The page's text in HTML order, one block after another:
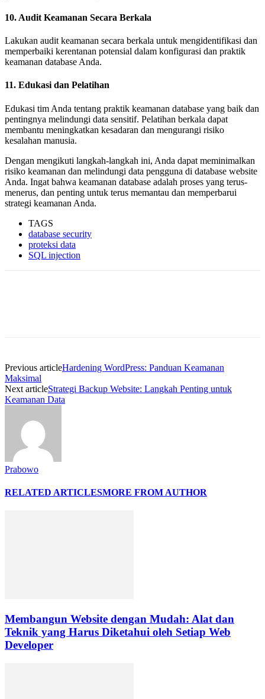
10. Audit Keamanan Secara Berkala
Lakukan audit keamanan secara berkala untuk mengidentifikasi dan
memperbaiki kerentanan potensial dalam konfigurasi dan praktik
keamanan database Anda.
11. Edukasi dan Pelatihan
Edukasi tim Anda tentang praktik keamanan database yang baik dan
pentingnya melindungi data sensitif. Pelatihan berkala dapat
membantu meningkatkan kesadaran dan mengurangi risiko
kesalahan manusia.
Dengan mengikuti langkah-langkah ini, Anda dapat meminimalkan
risiko keamanan dan melindungi data pengguna di database website
Anda. Ingat bahwa keamanan database adalah proses yang terus-
menerus, dan penting untuk terus memantau dan memperbarui
strategi keamanan Anda.
TAGS
database security
proteksi data
SQL injection
Previous articleHardening WordPress: Panduan Keamanan
Maksimal
Next articleStrategi Backup Website: Langkah Penting untuk
Keamanan Data
Prabowo
RELATED ARTICLESMORE FROM AUTHOR
Membangun Website dengan Mudah: Alat dan
Teknik yang Harus Diketahui oleh Setiap Web
Developer